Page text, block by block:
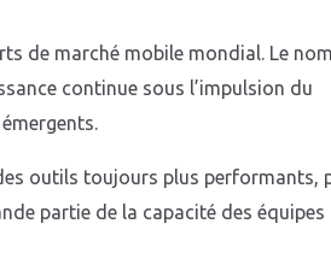
de marché mobile mondial. Le
continue sous l’impulsion du
outils toujours plus performants,
partie de la capacité des